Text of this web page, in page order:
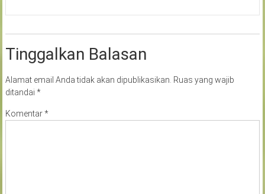
Tinggalkan Balasan
Alamat email Anda tidak akan dipublikasikan. Ruas yang wajib
ditandai *
Komentar*